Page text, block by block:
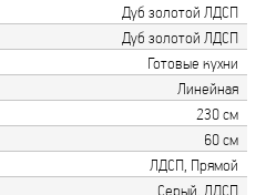
Дуб золотой ЛДСП
Дуб золотой ЛДСП
Готовые кухни
Линейная
230 см
60 см
ЛДСП, Прямой
Серый, ЛДСП